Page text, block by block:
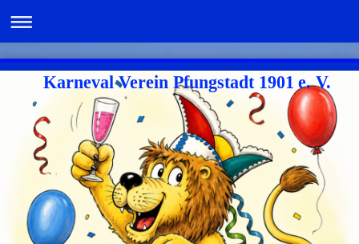
Karneval Verein Pfungstadt 1901 e. V.